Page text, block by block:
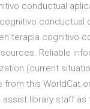
conductual
conductual
terapia cognitivo
Reliable
(current
this
library staff